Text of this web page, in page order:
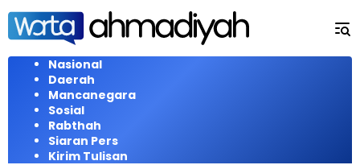
Langsung
konten
Nasional
Daerah
Mancanegara
Sosial
Rabthah
Siaran Pers
Kirim Tulisan